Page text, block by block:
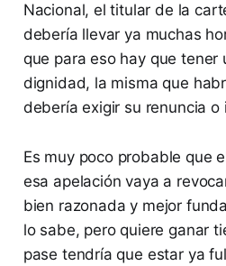
Nacional, el titular de la
debería llevar ya muchas
que para eso hay que tener
dignidad, la misma que
debería exigir su renuncia o
Es muy poco probable que
esa apelación vaya a
bien razonada y mejor
lo sabe, pero quiere ganar
pase tendría que estar ya